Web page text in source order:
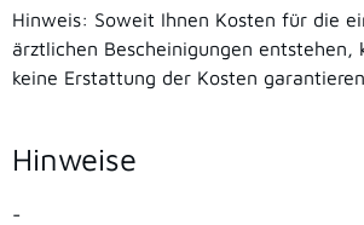
Hinweis: Soweit Ihnen Kosten für die
ärztlichen Bescheinigungen entstehen,
keine Erstattung der Kosten
Hinweise
-